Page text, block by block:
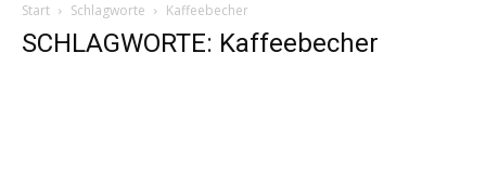
Start Schlagworte Kaffeebecher
SCHLAGWORTE: Kaffeebecher